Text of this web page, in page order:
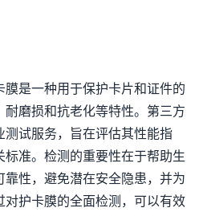
是一种用于保护卡片和证件的
磨损和抗老化等特性。第三方
试服务，旨在评估其性能指
准。检测的重要性在于帮助生
性，避免潜在安全隐患，并为
护卡膜的全面检测，可以有效